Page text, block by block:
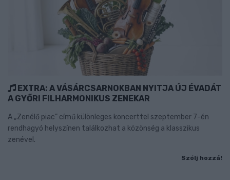
EXTRA: A VÁSÁRCSARNOKBAN NYITJA ÚJ ÉVADÁT
A GYŐRI FILHARMONIKUS ZENEKAR
A „Zenélő piac” című különleges koncerttel szeptember 7-én
rendhagyó helyszínen találkozhat a közönség a klasszikus
zenével.
Szólj hozzá!